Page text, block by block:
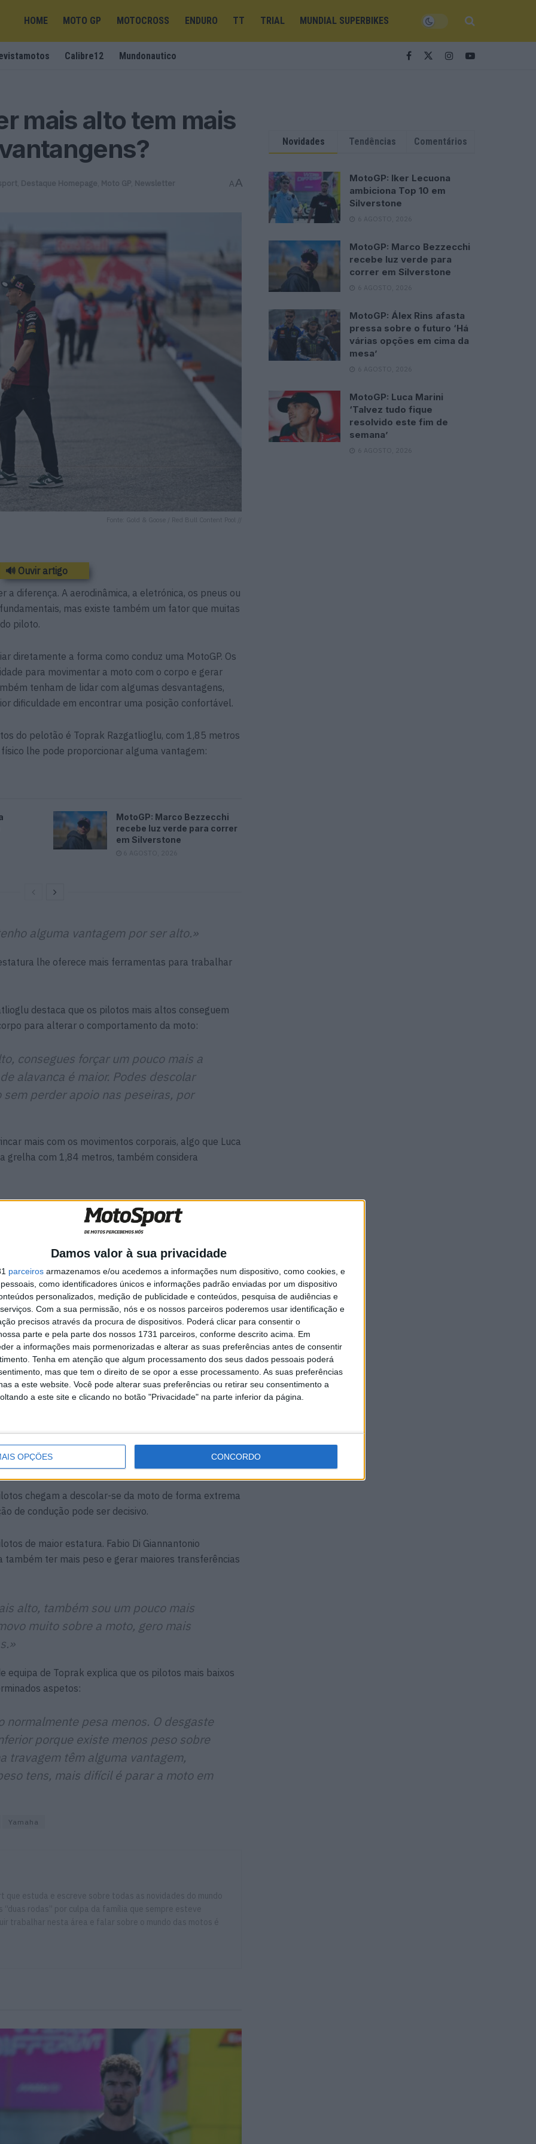
Damos valor à sua privacidade
parceiros armazenamos e/ou acedemos a informações num dispositivo, como cookies, e
como identificadores únicos e informações padrão enviadas por um dispositivo
personalizados, medição de publicidade e conteúdos, pesquisa de audiências e
Com a sua permissão, nós e os nossos parceiros poderemos usar identificação e
precisos através da procura de dispositivos. Poderá clicar para consentir o
parte e pela parte dos nossos 1731 parceiros, conforme descrito acima. Em
a informações mais pormenorizadas e alterar as suas preferências antes de consentir
Tenha em atenção que algum processamento dos seus dados pessoais poderá
mas que tem o direito de se opor a esse processamento. As suas preferências
a este website. Você pode alterar suas preferências ou retirar seu consentimento a
a este site e clicando no botão "Privacidade" na parte inferior da página.
OPÇÕES CONCORDO
HOME MOTO GP MOTOCROSS ENDURO TT TRIAL MUNDIAL SUPERBIKES
Calibre12 Mundonautico
mais alto tem mais
Destaque Homepage Moto GP Newsletter AA
Fonte: Gold & Goose / Red Bull Content Pool //
🔊 Ouvir artigo
a diferença. A aerodinâmica, a eletrónica, os pneus ou
mas existe também um fator que muitas
piloto.
diretamente a forma como conduz uma MotoGP. Os
para movimentar a moto com o corpo e gerar
tenham de lidar com algumas desvantagens,
dificuldade em encontrar uma posição confortável.
do pelotão é Toprak Razgatlioglu, com 1,85 metros
lhe pode proporcionar alguma vantagem:
MotoGP: Marco Bezzecchi
recebe luz verde para correr
em Silverstone
6 AGOSTO, 2026
alguma vantagem por ser alto.»
lhe oferece mais ferramentas para trabalhar
destaca que os pilotos mais altos conseguem
para alterar o comportamento da moto:
consegues forçar um pouco mais a
alavanca é maior. Podes descolar
perder apoio nas peseiras, por
mais com os movimentos corporais, algo que Luca
grelha com 1,84 metros, também considera
o teu corpo e alterar bastante o
com 1,81 metros, destaca a forma como o
compridos, e isso ajuda-me a
ter de fazer tanta força.»
é essencial. O chefe de equipa de Toprak explica
posição que permita aproveitar ao máximo as
as peseiras o mais alto possível
se desloque mais para fora da
consegue tirar menos partido
para fazer a moto virar.»
chegam a descolar-se da moto de forma extrema
de condução pode ser decisivo.
de maior estatura. Fabio Di Giannantonio
também ter mais peso e gerar maiores transferências
alto, também sou um pouco mais
muito sobre a moto, gero mais
equipa de Toprak explica que os pilotos mais baixos
aspetos:
normalmente pesa menos. O desgaste
porque existe menos peso sobre
travagem têm alguma vantagem,
tens, mais difícil é parar a moto em
Yamaha
estuda e escreve sobre todas as novidades do mundo
“duas rodas” por culpa da família que sempre esteve
trabalhar nesta área e falar sobre o mundo das motos é
Novidades Tendências Comentários
MotoGP: Iker Lecuona
ambiciona Top 10 em
Silverstone
6 AGOSTO, 2026
MotoGP: Marco Bezzecchi
recebe luz verde para
correr em Silverstone
6 AGOSTO, 2026
MotoGP: Álex Rins afasta
pressa sobre o futuro ‘Há
várias opções em cima da
mesa’
6 AGOSTO, 2026
MotoGP: Luca Marini
‘Talvez tudo fique
resolvido este fim de
semana’
6 AGOSTO, 2026